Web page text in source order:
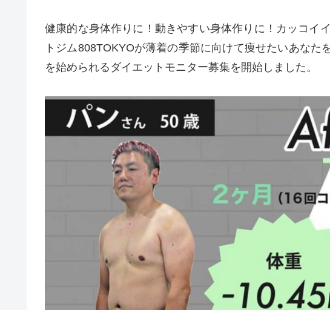
健康的な身体作りに！動きやすい身体作りに！カッコイ
トジム808TOKYOが薄着の季節に向けて痩せたいあなた
を始められるダイエットモニター募集を開始しました。